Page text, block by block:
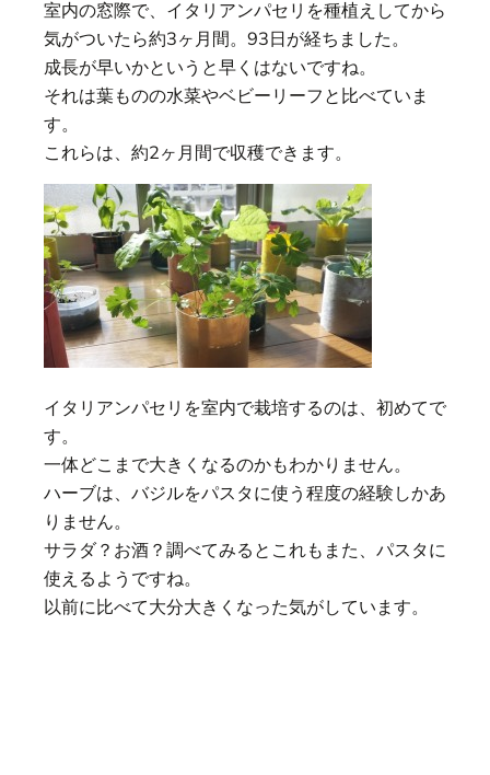
室内の窓際で、イタリアンパセリを種植えしてから
気がついたら約3ヶ月間。93日が経ちました。
成長が早いかというと早くはないですね。
それは葉ものの水菜やベビーリーフと比べていま
す。
これらは、約2ヶ月間で収穫できます。
イタリアンパセリを室内で栽培するのは、初めてで
す。
一体どこまで大きくなるのかもわかりません。
ハーブは、バジルをパスタに使う程度の経験しかあ
りません。
サラダ？お酒？調べてみるとこれもまた、パスタに
使えるようですね。
以前に比べて大分大きくなった気がしています。